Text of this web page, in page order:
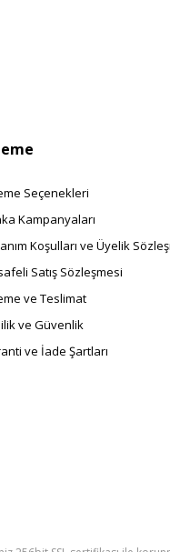
Seçenekleri
Kampanyaları
Koşulları ve Üyelik
Satış Sözleşmesi
ve Teslimat
ve Güvenlik
ve İade Şartları